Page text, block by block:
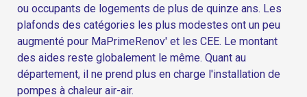
ou occupants de logements de plus de quinze ans. Les
plafonds des catégories les plus modestes ont un peu
augmenté pour MaPrimeRenov' et les CEE. Le montant
des aides reste globalement le même. Quant au
département, il ne prend plus en charge l'installation de
pompes à chaleur air-air.